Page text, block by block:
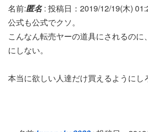
名前:匿名: 投稿日：2019/12/19(木)
公式も公式でクソ。
こんなん転売ヤーの道具にされるのに
にしない。
本当に欲しい人達だけ買えるようにし